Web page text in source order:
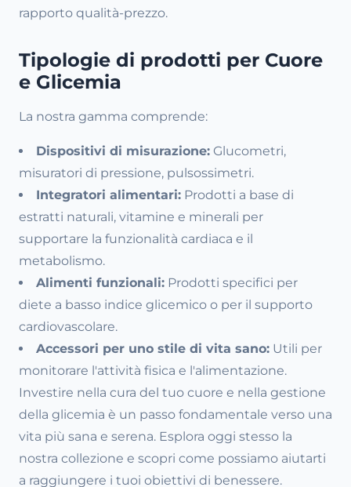
rapporto qualità-prezzo.
Tipologie di prodotti per Cuore
e Glicemia
La nostra gamma comprende:
Dispositivi di misurazione: Glucometri,
misuratori di pressione, pulsossimetri.
Integratori alimentari: Prodotti a base di
estratti naturali, vitamine e minerali per
supportare la funzionalità cardiaca e il
metabolismo.
Alimenti funzionali: Prodotti specifici per
diete a basso indice glicemico o per il supporto
cardiovascolare.
Accessori per uno stile di vita sano: Utili per
monitorare l'attività fisica e l'alimentazione.
Investire nella cura del tuo cuore e nella gestione
della glicemia è un passo fondamentale verso una
vita più sana e serena. Esplora oggi stesso la
nostra collezione e scopri come possiamo aiutarti
a raggiungere i tuoi obiettivi di benessere.